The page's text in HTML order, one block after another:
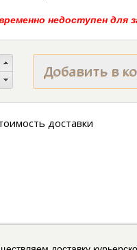
недоступен для
доставки